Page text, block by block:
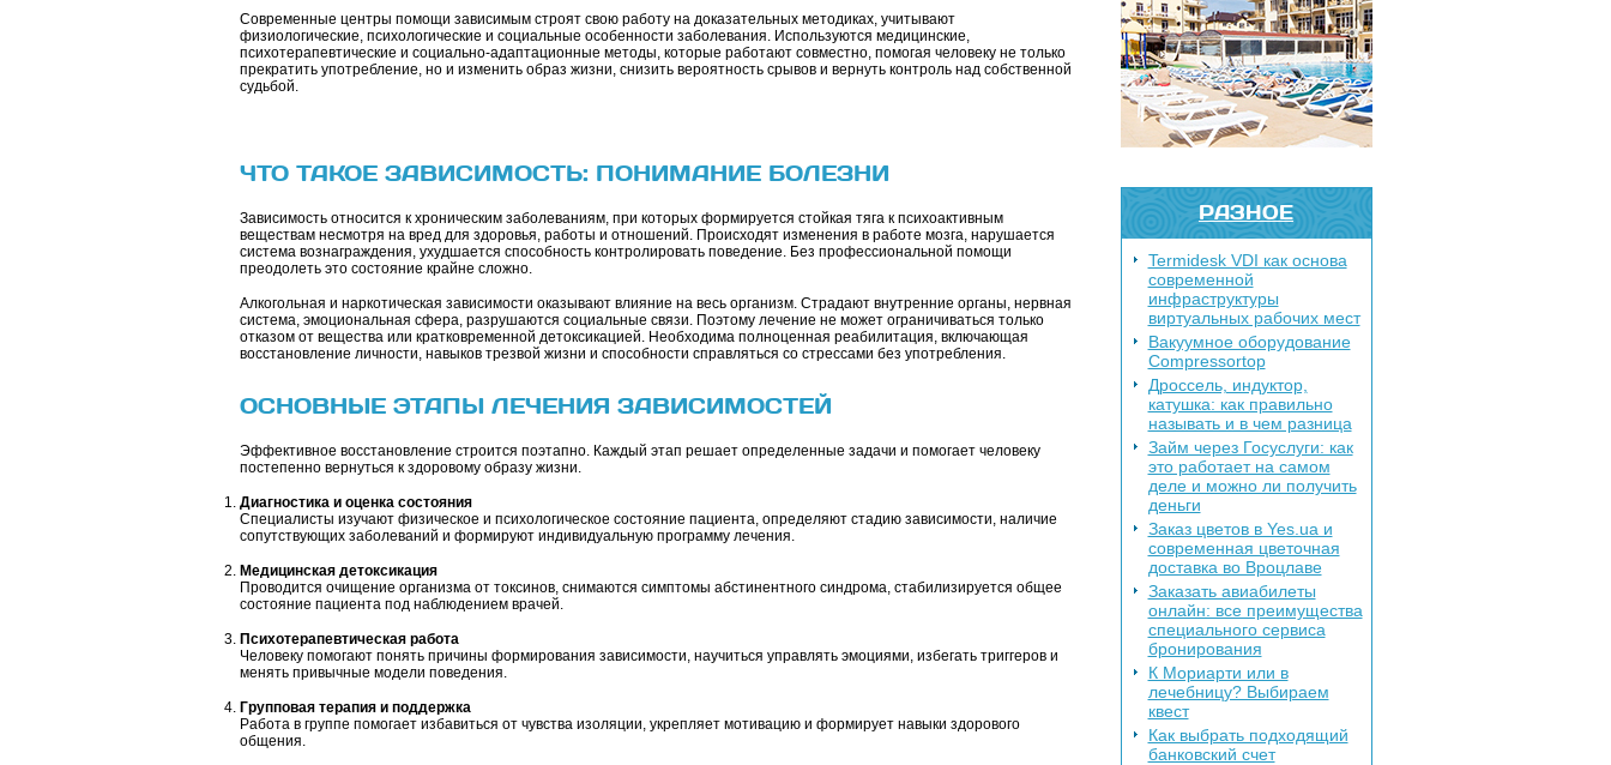
РАЗНОЕ
Termidesk VDI как основа
современной
инфраструктуры
виртуальных рабочих мест
Вакуумное оборудование
Сompressortop
Дроссель, индуктор,
катушка: как правильно
называть и в чем разница
Займ через Госуслуги: как
это работает на самом
деле и можно ли получить
деньги
Заказ цветов в Yes.ua и
современная цветочная
доставка во Вроцлаве
Заказать авиабилеты
онлайн: все преимущества
специального сервиса
бронирования
К Мориарти или в
лечебницу? Выбираем
квест
Как выбрать подходящий
банковский счет
Современные центры помощи зависимым строят свою работу на доказательных методиках, учитывают
физиологические, психологические и социальные особенности заболевания. Используются медицинские,
психотерапевтические и социально-адаптационные методы, которые работают совместно, помогая человеку не только
прекратить употребление, но и изменить образ жизни, снизить вероятность срывов и вернуть контроль над собственной
судьбой.
ЧТО ТАКОЕ ЗАВИСИМОСТЬ: ПОНИМАНИЕ БОЛЕЗНИ
Зависимость относится к хроническим заболеваниям, при которых формируется стойкая тяга к психоактивным
веществам несмотря на вред для здоровья, работы и отношений. Происходят изменения в работе мозга, нарушается
система вознаграждения, ухудшается способность контролировать поведение. Без профессиональной помощи
преодолеть это состояние крайне сложно.
Алкогольная и наркотическая зависимости оказывают влияние на весь организм. Страдают внутренние органы, нервная
система, эмоциональная сфера, разрушаются социальные связи. Поэтому лечение не может ограничиваться только
отказом от вещества или кратковременной детоксикацией. Необходима полноценная реабилитация, включающая
восстановление личности, навыков трезвой жизни и способности справляться со стрессами без употребления.
ОСНОВНЫЕ ЭТАПЫ ЛЕЧЕНИЯ ЗАВИСИМОСТЕЙ
Эффективное восстановление строится поэтапно. Каждый этап решает определенные задачи и помогает человеку
постепенно вернуться к здоровому образу жизни.
Диагностика и оценка состояния
Специалисты изучают физическое и психологическое состояние пациента, определяют стадию зависимости, наличие
сопутствующих заболеваний и формируют индивидуальную программу лечения.
Медицинская детоксикация
Проводится очищение организма от токсинов, снимаются симптомы абстинентного синдрома, стабилизируется общее
состояние пациента под наблюдением врачей.
Психотерапевтическая работа
Человеку помогают понять причины формирования зависимости, научиться управлять эмоциями, избегать триггеров и
менять привычные модели поведения.
Групповая терапия и поддержка
Работа в группе помогает избавиться от чувства изоляции, укрепляет мотивацию и формирует навыки здорового
общения.